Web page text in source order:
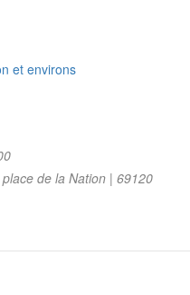
et environs
de la Nation | 69120